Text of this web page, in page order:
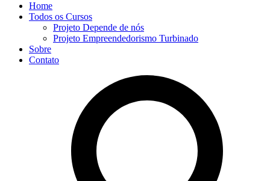
Home
Todos os Cursos
Projeto Depende de nós
Projeto Empreendedorismo Turbinado
Sobre
Contato